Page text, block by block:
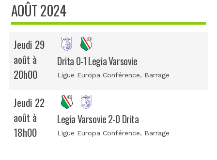
AOÛT 2024
Jeudi 29
août à
20h00
Drita 0-1 Legia Varsovie
Ligue Europa Conférence, Barrage
Jeudi 22
août à
18h00
Legia Varsovie 2-0 Drita
Ligue Europa Conférence, Barrage